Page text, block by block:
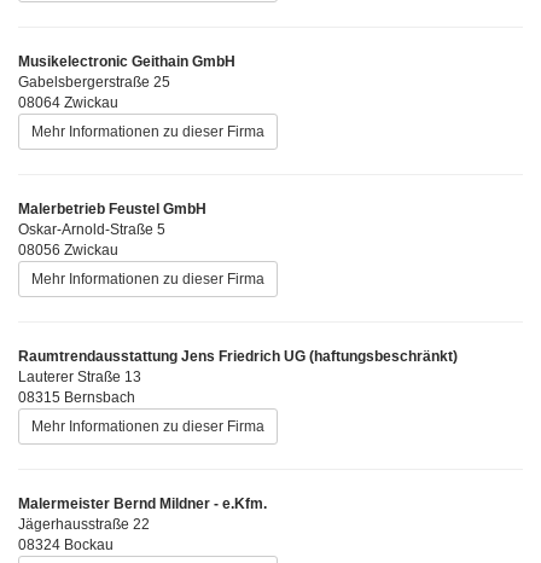
Musikelectronic Geithain GmbH
Gabelsbergerstraße 25
08064 Zwickau
Mehr Informationen zu dieser Firma
Malerbetrieb Feustel GmbH
Oskar-Arnold-Straße 5
08056 Zwickau
Mehr Informationen zu dieser Firma
Raumtrendausstattung Jens Friedrich UG (haftungsbeschränkt)
Lauterer Straße 13
08315 Bernsbach
Mehr Informationen zu dieser Firma
Malermeister Bernd Mildner - e.Kfm.
Jägerhausstraße 22
08324 Bockau